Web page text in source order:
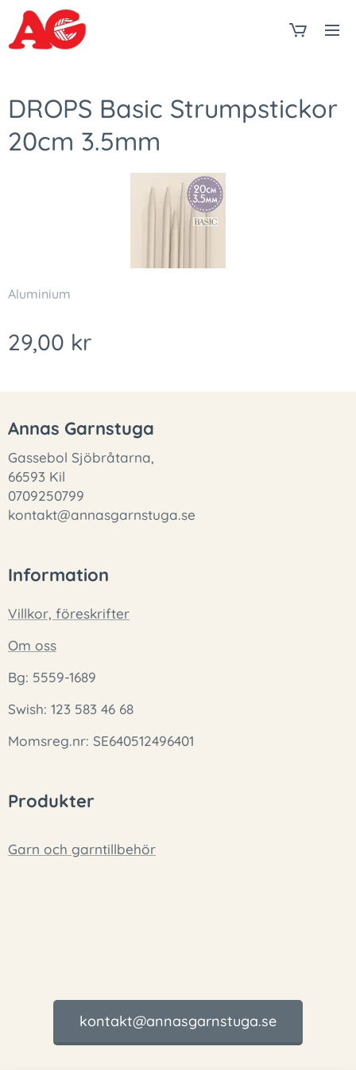
DROPS Basic Strumpstickor
20cm 3.5mm
Aluminium
29,00 kr
Annas Garnstuga
Gassebol Sjöbråtarna,
66593 Kil
0709250799
kontakt@annasgarnstuga.se
Information
Villkor, föreskrifter
Om oss
Bg: 5559-1689
Swish: 123 583 46 68
Momsreg.nr: SE640512496401
Produkter
Garn och garntillbehör
kontakt@annasgarnstuga.se